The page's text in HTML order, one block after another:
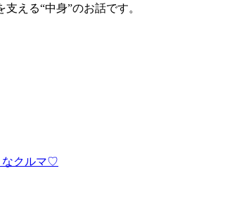
える“中身”のお話です。
なクルマ♡